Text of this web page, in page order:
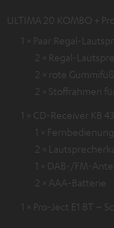
ULTIMA 20 KOMBO +
1 × Paar Regal-
2 × Regal-
2 × rote
2 × Stoffrahmen
1 × CD-Receiver KB
1 ×
2 ×
1 × DAB-/FM-
2 × AAA-Batterie
1 × Pro-Ject E1 BT –